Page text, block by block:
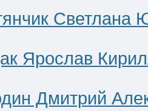
Светлана
Ярослав
Дмитрий